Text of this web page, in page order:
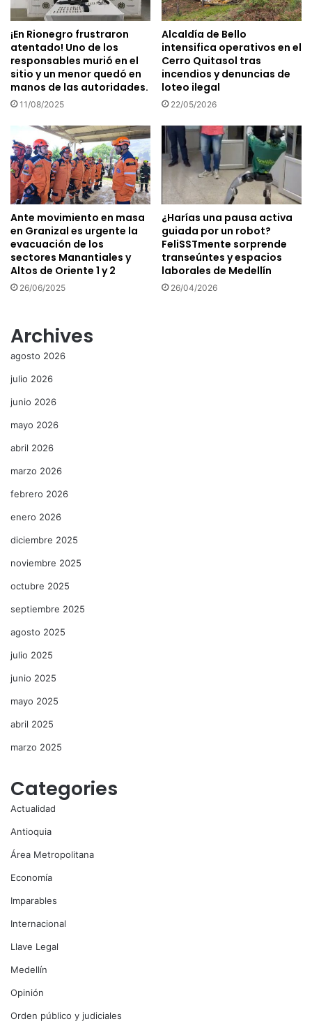
¡En Rionegro frustraron
atentado! Uno de los
responsables murió en el
sitio y un menor quedó en
manos de las autoridades.
11/08/2025
Alcaldía de Bello
intensifica operativos en el
Cerro Quitasol tras
incendios y denuncias de
loteo ilegal
22/05/2026
Ante movimiento en masa
en Granizal es urgente la
evacuación de los
sectores Manantiales y
Altos de Oriente 1 y 2
26/06/2025
¿Harías una pausa activa
guiada por un robot?
FeliSSTmente sorprende
transeúntes y espacios
laborales de Medellín
26/04/2026
Archives
agosto 2026
julio 2026
junio 2026
mayo 2026
abril 2026
marzo 2026
febrero 2026
enero 2026
diciembre 2025
noviembre 2025
octubre 2025
septiembre 2025
agosto 2025
julio 2025
junio 2025
mayo 2025
abril 2025
marzo 2025
Categories
Actualidad
Antioquia
Área Metropolitana
Economía
Imparables
Internacional
Llave Legal
Medellín
Opinión
Orden público y judiciales